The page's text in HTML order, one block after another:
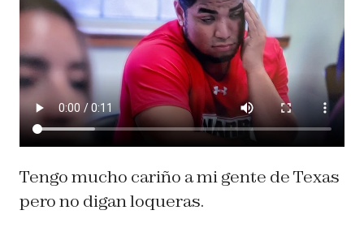
Tengo mucho cariño a mi gente de Texas
pero no digan loqueras.